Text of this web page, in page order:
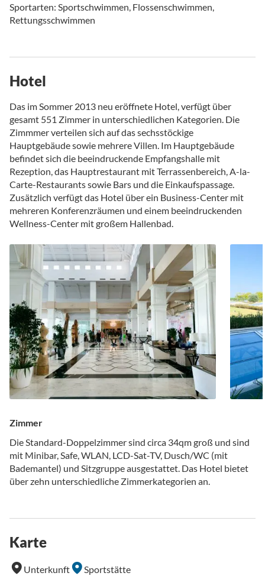
Sportarten: Sportschwimmen, Flossenschwimmen,
Rettungsschwimmen
Hotel
Das im Sommer 2013 neu eröffnete Hotel, verfügt über
gesamt 551 Zimmer in unterschiedlichen Kategorien. Die
Zimmmer verteilen sich auf das sechsstöckige
Hauptgebäude sowie mehrere Villen. Im Hauptgebäude
befindet sich die beeindruckende Empfangshalle mit
Rezeption, das Hauptrestaurant mit Terrassenbereich, A-la-
Carte-Restaurants sowie Bars und die Einkaufspassage.
Zusätzlich verfügt das Hotel über ein Business-Center mit
mehreren Konferenzräumen und einem beeindruckenden
Wellness-Center mit großem Hallenbad.
Zimmer
Die Standard-Doppelzimmer sind circa 34qm groß und sind
mit Minibar, Safe, WLAN, LCD-Sat-TV, Dusch/WC (mit
Bademantel) und Sitzgruppe ausgestattet. Das Hotel bietet
über zehn unterschiedliche Zimmerkategorien an.
Karte
Unterkunft Sportstätte